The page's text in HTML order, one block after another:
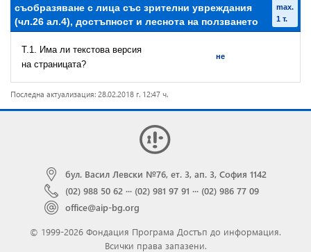
съобразяване с лица със зрителни увреждания
(чл.26 ал.4), достъпност и леснота на ползването
max.
1 т.
T.1. Има ли текстова версия
на страницата?
не
Последна актуализация: 28.02.2018 г. 12:47 ч.
бул. Васил Левски №76, ет. 3, ап. 3, София 1142
(02) 988 50 62 ··· (02) 981 97 91 ··· (02) 986 77 09
office@aip-bg.org
© 1999-2026 Фондация Програма Достъп до информация.
Всички права запазени.